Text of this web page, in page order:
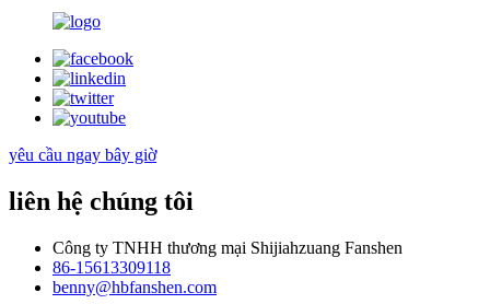
yêu cầu ngay bây giờ
liên hệ chúng tôi
Công ty TNHH thương mại Shijiahzuang Fanshen
86-15613309118
benny@hbfanshen.com